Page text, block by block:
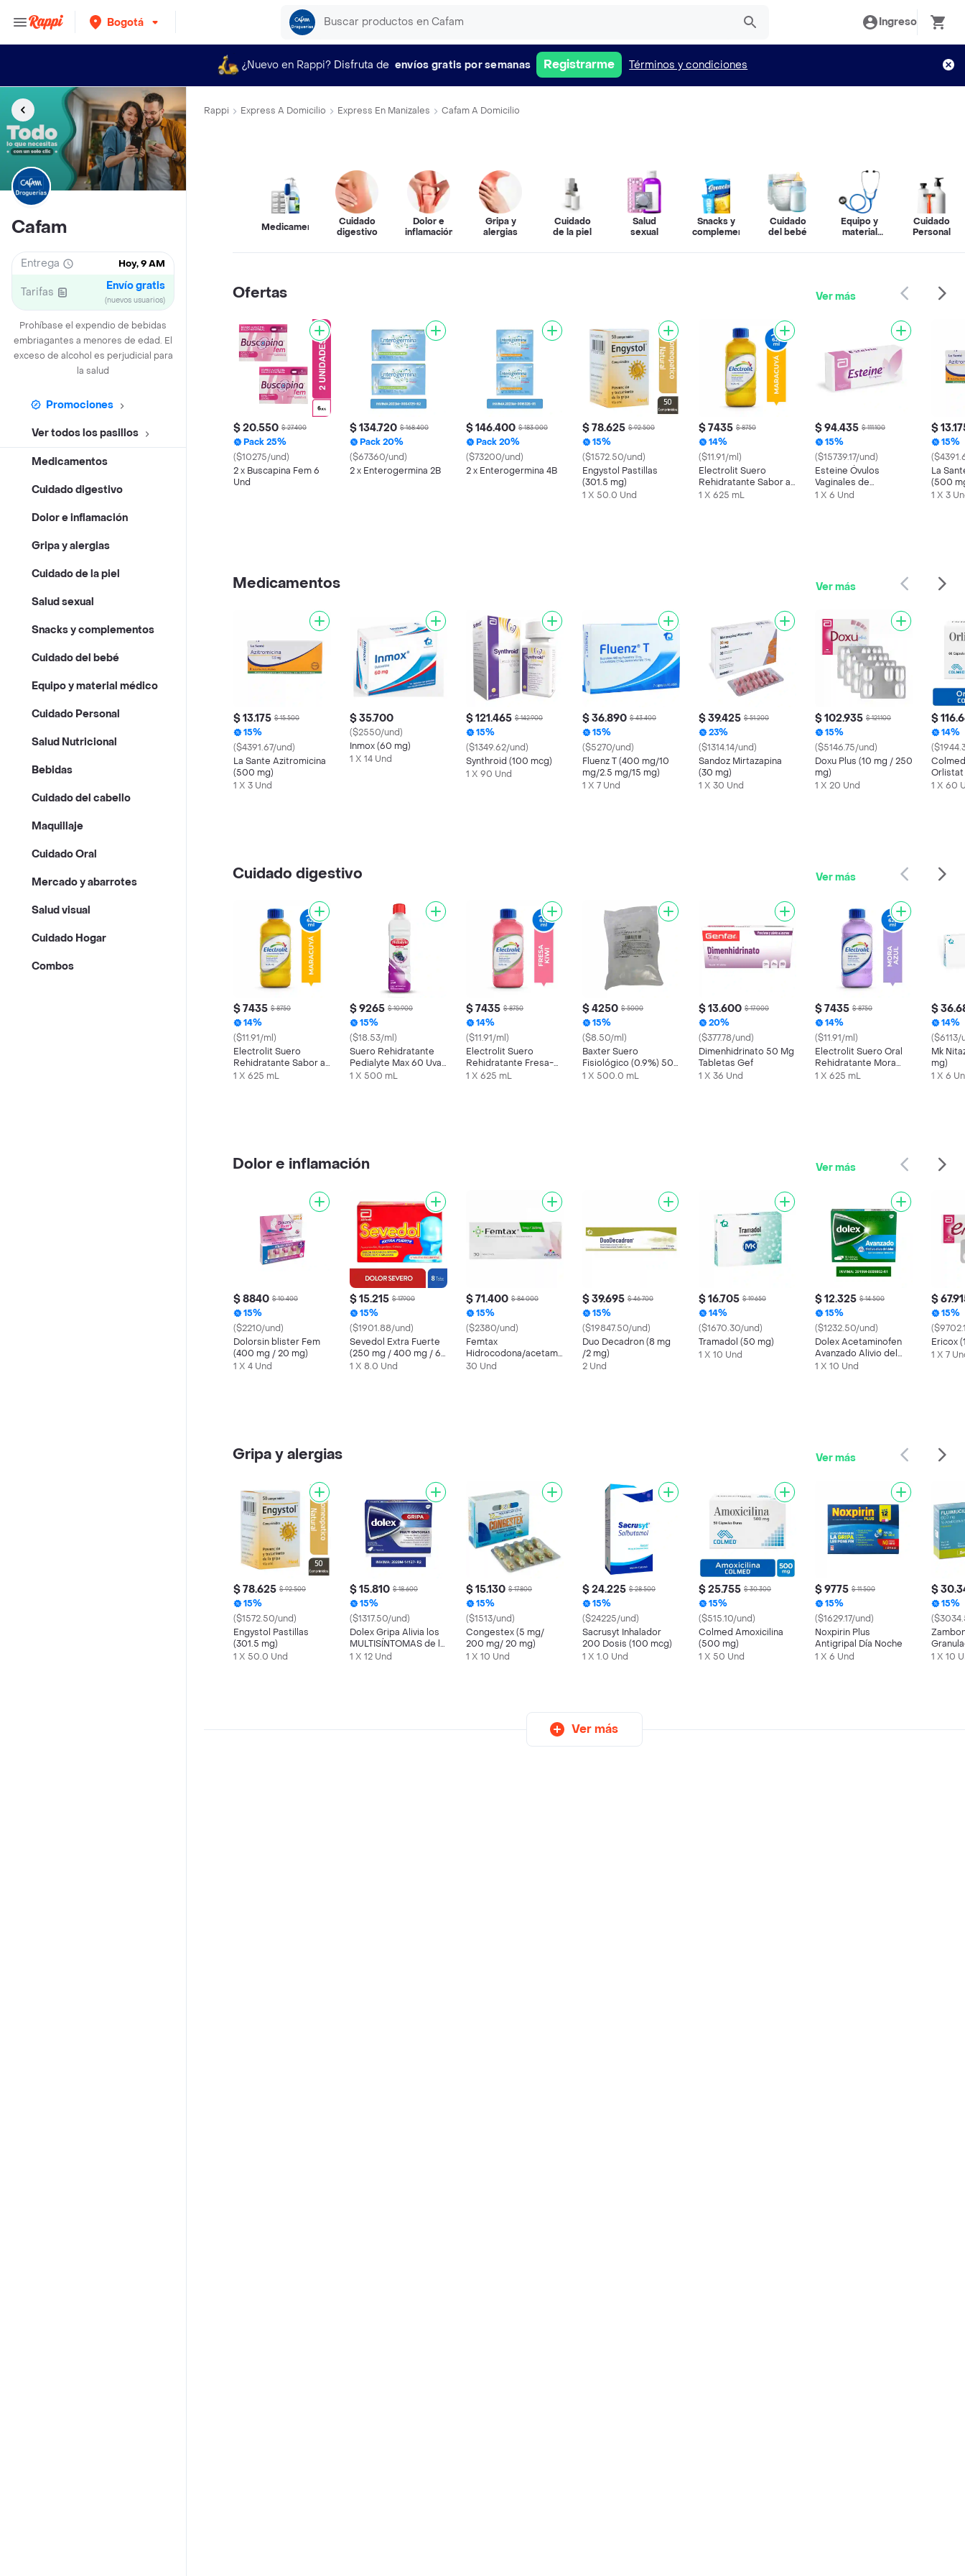
Bogotá Ingreso
¿Nuevo en Rappi? Disfruta de envíos gratis por semanas Registrarme Términos y condiciones
Cafam
Entrega Hoy, 9 AM
Tarifas Envío gratis
(nuevos usuarios)
Prohíbase el expendio de bebidas
embriagantes a menores de edad. El
exceso de alcohol es perjudicial para
la salud
Promociones
Ver todos los pasillos
Medicamentos
Cuidado digestivo
Dolor e inflamación
Gripa y alergias
Cuidado de la piel
Salud sexual
Snacks y complementos
Cuidado del bebé
Equipo y material médico
Cuidado Personal
Salud Nutricional
Bebidas
Cuidado del cabello
Maquillaje
Cuidado Oral
Mercado y abarrotes
Salud visual
Cuidado Hogar
Combos
Rappi Express A Domicilio Express En Manizales Cafam A Domicilio
Medicamentos
Cuidado
digestivo
Dolor e
inflamación
Gripa y
alergias
Cuidado
de la piel
Salud
sexual
Snacks y
complementos
Cuidado
del bebé
Equipo y
material
Cuidado
Personal
Ofertas Ver más
$ 20.550 $ 27.400
Pack 25%
($10275/und)
2 x Buscapina Fem 6
Und
$ 134.720 $ 168.400
Pack 20%
($67360/und)
2 x Enterogermina 2B
$ 146.400 $ 183.000
Pack 20%
($73200/und)
2 x Enterogermina 4B
$ 78.625 $ 92.500
15%
($1572.50/und)
Engystol Pastillas
(301.5 mg)
1 X 50.0 Und
$ 7435 $ 8750
14%
($11.91/ml)
Electrolit Suero
Rehidratante Sabor a
Maracuyá
1 X 625 mL
$ 94.435 $ 111.100
15%
($15739.17/und)
Esteine Óvulos
Vaginales de
Liberación Sostenida
1 X 6 Und
$
15%
La
(500
1 X 3
Medicamentos Ver más
$ 13.175 $ 15.500
15%
($4391.67/und)
La Sante Azitromicina
(500 mg)
1 X 3 Und
$ 35.700
($2550/und)
Inmox (60 mg)
1 X 14 Und
$ 121.465 $ 142.900
15%
($1349.62/und)
Synthroid (100 mcg)
1 X 90 Und
$ 36.890 $ 43.400
15%
($5270/und)
Fluenz T (400 mg/10
mg/2.5 mg/15 mg)
1 X 7 Und
$ 39.425 $ 51.200
23%
($1314.14/und)
Sandoz Mirtazapina
(30 mg)
1 X 30 Und
$ 102.935 $ 121.100
15%
($5146.75/und)
Doxu Plus (10 mg / 250
mg)
1 X 20 Und
$
14%
Orlistat
1 X 60
Cuidado digestivo Ver más
$ 7435 $ 8750
14%
($11.91/ml)
Electrolit Suero
Rehidratante Sabor a
Maracuyá
1 X 625 mL
$ 9265 $ 10.900
15%
($18.53/ml)
Suero Rehidratante
Pedialyte Max 60 Uva
Frasco 500 mL
1 X 500 mL
$ 7435 $ 8750
14%
($11.91/ml)
Electrolit Suero
Rehidratante Fresa-
Kiwi
1 X 625 mL
$ 4250 $ 5000
15%
($8.50/ml)
Baxter Suero
Fisiológico (0.9%) 500
mL
1 X 500.0 mL
$ 13.600 $ 17.000
20%
($377.78/und)
Dimenhidrinato 50 Mg
Tabletas Gef
1 X 36 Und
$ 7435 $ 8750
14%
($11.91/ml)
Electrolit Suero Oral
Rehidratante Mora
Azul
1 X 625 mL
$
14%
($6113/
Mk
mg)
1 X 6
Dolor e inflamación Ver más
$ 8840 $ 10.400
15%
($2210/und)
Dolorsin blister Fem
(400 mg / 20 mg)
1 X 4 Und
$ 15.215 $ 17.900
15%
($1901.88/und)
Sevedol Extra Fuerte
(250 mg / 400 mg / 65
mg)
1 X 8.0 Und
$ 71.400 $ 84.000
15%
($2380/und)
Femtax
Hidrocodona/acetaminofen
5/325 Mg
30 Und
$ 39.695 $ 46.700
15%
($19847.50/und)
Duo Decadron (8 mg
/2 mg)
2 Und
$ 16.705 $ 19.650
14%
($1670.30/und)
Tramadol (50 mg)
1 X 10 Und
$ 12.325 $ 14.500
15%
($1232.50/und)
Dolex Acetaminofen
Avanzado Alivio del
Dolor y la Fiebre x 10
1 X 10 Und
$
15%
Ericox
1 X 7
Gripa y alergias Ver más
$ 78.625 $ 92.500
15%
($1572.50/und)
Engystol Pastillas
(301.5 mg)
1 X 50.0 Und
$ 15.810 $ 18.600
15%
($1317.50/und)
Dolex Gripa Alivia los
MULTISÍNTOMAS de la
Gripa X 12 tabs
1 X 12 Und
$ 15.130 $ 17.800
15%
($1513/und)
Congestex (5 mg/
200 mg/ 20 mg)
1 X 10 Und
$ 24.225 $ 28.500
15%
($24225/und)
Sacrusyt Inhalador
200 Dosis (100 mcg)
1 X 1.0 Und
$ 25.755 $ 30.300
15%
($515.10/und)
Colmed Amoxicilina
(500 mg)
1 X 50 Und
$ 9775 $ 11.500
15%
($1629.17/und)
Noxpirin Plus
Antigripal Día Noche
1 X 6 Und
$
15%
1 X 10
Ver más